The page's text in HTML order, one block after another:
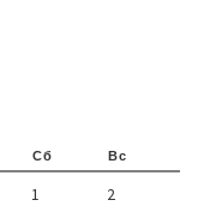
Сб Вс
1 2